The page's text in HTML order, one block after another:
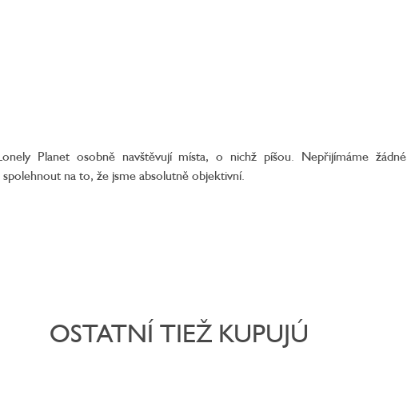
Planet osobně navštěvují místa, o nichž píšou. Nepřijímáme žádné
na to, že jsme absolutně objektivní.
OSTATNÍ TIEŽ KUPUJÚ